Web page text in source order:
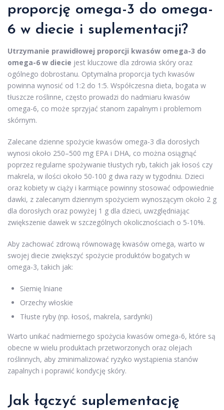
proporcję omega-3 do omega-
6 w diecie i suplementacji?
Utrzymanie prawidłowej proporcji kwasów omega-3 do
omega-6 w diecie jest kluczowe dla zdrowia skóry oraz
ogólnego dobrostanu. Optymalna proporcja tych kwasów
powinna wynosić od 1:2 do 1:5. Współczesna dieta, bogata w
tłuszcze roślinne, często prowadzi do nadmiaru kwasów
omega-6, co może sprzyjać stanom zapalnym i problemom
skórnym.
Zalecane dzienne spożycie kwasów omega-3 dla dorosłych
wynosi około 250–500 mg EPA i DHA, co można osiągnąć
poprzez regularne spożywanie tłustych ryb, takich jak łosoś czy
makrela, w ilości około 50-100 g dwa razy w tygodniu. Dzieci
oraz kobiety w ciąży i karmiące powinny stosować odpowiednie
dawki, z zalecanym dziennym spożyciem wynoszącym około 2 g
dla dorosłych oraz powyżej 1 g dla dzieci, uwzględniając
zwiększenie dawek w szczególnych okolicznościach o 5-10%.
Aby zachować zdrową równowagę kwasów omega, warto w
swojej diecie zwiększyć spożycie produktów bogatych w
omega-3, takich jak:
Siemię lniane
Orzechy włoskie
Tłuste ryby (np. łosoś, makrela, sardynki)
Warto unikać nadmiernego spożycia kwasów omega-6, które są
obecne w wielu produktach przetworzonych oraz olejach
roślinnych, aby zminimalizować ryzyko wystąpienia stanów
zapalnych i poprawić kondycję skóry.
Jak łączyć suplementację